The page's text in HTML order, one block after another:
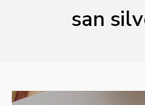
Ricettario
di ricettesan